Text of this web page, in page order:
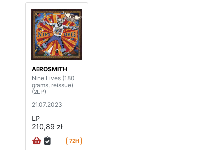
AEROSMITH
Nine Lives (180
grams, reissue)
(2LP)
21.07.2023
LP
210,89 zł
72H